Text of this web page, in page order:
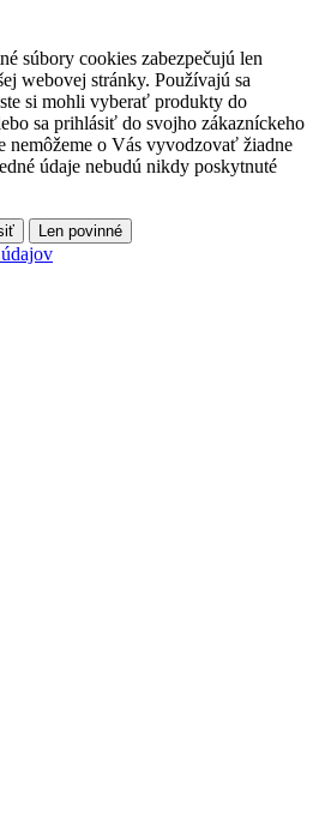
súbory cookies zabezpečujú len
webovej stránky. Používajú sa
si mohli vyberať produkty do
sa prihlásiť do svojho zákazníckeho
nemôžeme o Vás vyvodzovať žiadne
údaje nebudú nikdy poskytnuté
Len povinné